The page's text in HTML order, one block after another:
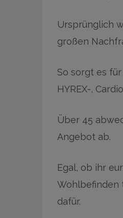
Ursprünglich
großen
So sorgt es
HYREX-,
Über 45
Angebot ab.
Egal, ob ihr
Wohlbefinden
dafür.